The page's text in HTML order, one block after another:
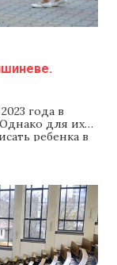
года в
для их
ребенка в
стартует
нет